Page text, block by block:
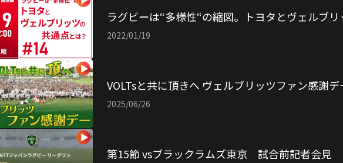
ラグビーは“多様性“の縮図。トヨタとヴェルブ
2022/01/19
VOLTsと共に頂きへ ヴェルブリッツファン感謝デ
2025/06/26
第15節 vsブラックラムズ東京 試合前記者会見